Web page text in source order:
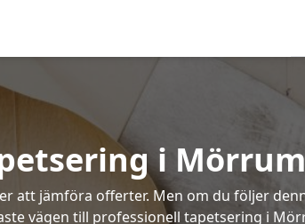
i Mörrum
att jämföra offerter. Men om du följer
vägen till professionell tapetsering i